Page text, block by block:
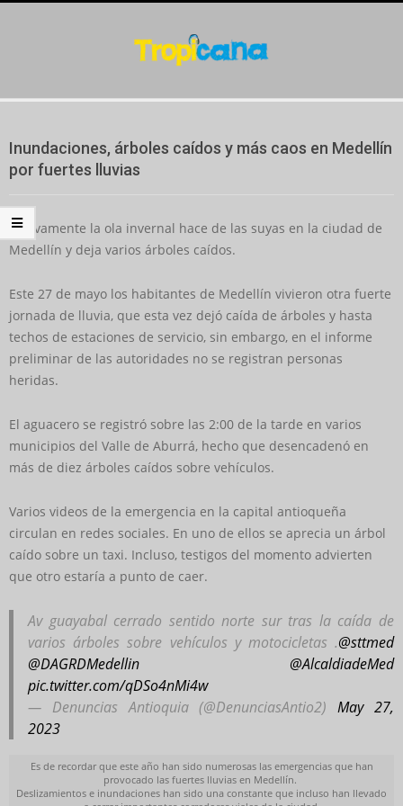
Menu
Inundaciones, árboles caídos y más caos en Medellín
por fuertes lluvias
Nuevamente la ola invernal hace de las suyas en la ciudad de
Medellín y deja varios árboles caídos.
Este 27 de mayo los habitantes de Medellín vivieron otra fuerte
jornada de lluvia, que esta vez dejó caída de árboles y hasta
techos de estaciones de servicio, sin embargo, en el informe
preliminar de las autoridades no se registran personas
heridas.
El aguacero se registró sobre las 2:00 de la tarde en varios
municipios del Valle de Aburrá, hecho que desencadenó en
más de diez árboles caídos sobre vehículos.
Varios videos de la emergencia en la capital antioqueña
circulan en redes sociales. En uno de ellos se aprecia un árbol
caído sobre un taxi. Incluso, testigos del momento advierten
que otro estaría a punto de caer.
Av guayabal cerrado sentido norte sur tras la caída de
varios árboles sobre vehículos y motocicletas .@sttmed
@DAGRDMedellin
@AlcaldiadeMed
pic.twitter.com/qDSo4nMi4w
— Denuncias Antioquia (@DenunciasAntio2)May 27,
2023
Es de recordar que este año han sido numerosas las emergencias que han
provocado las fuertes lluvias en Medellín.
Deslizamientos e inundaciones han sido una constante que incluso han llevado